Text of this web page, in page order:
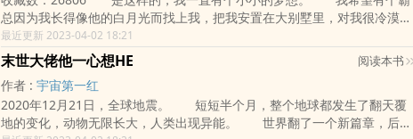
观融合预警，噬魂、咒术、5元神存在部分融合二设，有中也武器化设定
（请参考野良神器） 2.if线中也，首领宰跳楼后开污浊死亡 3.主视
角可能会在五条老师和中也之间切换，cp五条x中也 4.正文完，番外大
概不是日更内容标签： 综漫 少年漫 文野 咒回 各位书友要是觉得《咒术侵
蚀》还不错的话请不要忘记向您QQ群和微博里的朋友推荐哦！
总因为我长得像他的白月光而找上我，把我安置在大别墅里，对我很冷漠，
从来不睡觉，只是想念白月光时才过来看我的脸。 白月光回来后，他利
落的把别墅过户给我，并且无情的给我几百万分手费，威胁我不准告诉白月
光，于是我只剩下大别墅和几百万孤苦度日，想想都令人心疼。 我每天
都祈祷着有一天能遇到那位阔气的霸总 直到有一天，真的有霸总从车上
下来，冷冷的盯着我看。 “你开个条件吧。” 内容标签： 豪门世家
情有独钟 因缘邂逅 甜文 各位书友要是觉得《咸鱼替身的白日梦》还不错的
最近更新 2023-04-02 18:21
末世大佬他一心想HE 阅读本书
作者 : 宇宙第一红
2020年12月21日，全球地震。 短短半个月，整个地球都发生了翻天覆
地的变化，动物无限长大，人类出现异能。 世界翻了一个新篇章，后世